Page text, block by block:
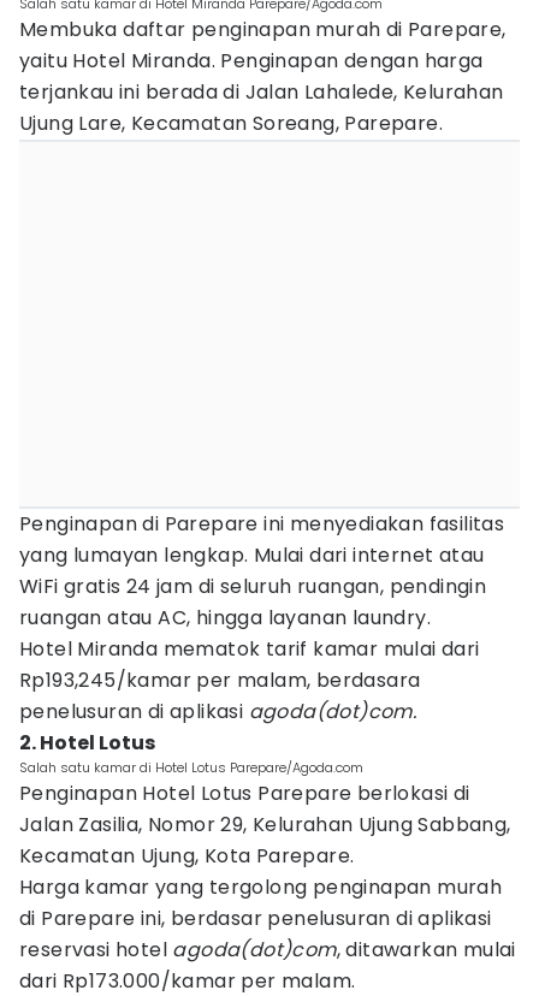
Membuka daftar penginapan murah di Parepare,
yaitu Hotel Miranda. Penginapan dengan harga
terjankau ini berada di Jalan Lahalede, Kelurahan
Ujung Lare, Kecamatan Soreang, Parepare.
Penginapan di Parepare ini menyediakan fasilitas
yang lumayan lengkap. Mulai dari internet atau
WiFi gratis 24 jam di seluruh ruangan, pendingin
ruangan atau AC, hingga layanan laundry.
Hotel Miranda mematok tarif kamar mulai dari
Rp193,245/kamar per malam, berdasara
penelusuran di aplikasi agoda(dot)com.
2. Hotel Lotus
Salah satu kamar di Hotel Lotus Parepare/Agoda.com
Penginapan Hotel Lotus Parepare berlokasi di
Jalan Zasilia, Nomor 29, Kelurahan Ujung Sabbang,
Kecamatan Ujung, Kota Parepare.
Harga kamar yang tergolong penginapan murah
di Parepare ini, berdasar penelusuran di aplikasi
reservasi hotel agoda(dot)com, ditawarkan mulai
dari Rp173.000/kamar per malam.